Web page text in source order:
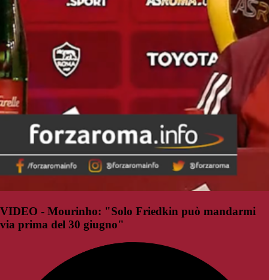
VIDEO - Mourinho: "Solo Friedkin può mandarmi
via prima del 30 giugno"